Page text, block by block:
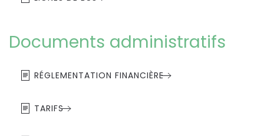
Documents administratifs
RÉGLEMENTATION FINANCIÈRE
TARIFS